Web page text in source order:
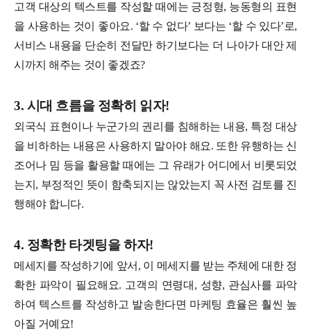
고객 대상의 텍스트를 작성할 때에는 긍정형, 능동형의 표현
을 사용하는 것이 좋아요. ‘할 수 없다’ 보다는 ‘할 수 있다’로,
서비스 내용을 단순히 전달만 하기보다는 더 나아가 대안 제
시까지 해주는 것이 좋겠죠?
3. 시대 흐름을 정확히 읽자!
외국식 표현이나 누군가의 권리를 침해하는 내용, 특정 대상
을 비하하는 내용은 사용하지 말아야 해요. 또한 유행하는 신
조어나 밈 등을 활용할 때에는 그 유래가 어디에서 비롯되었
는지, 부정적인 뜻이 함축되지는 않았는지 꼭 사전 검토를 진
행해야 합니다.
4. 정확한 타겟팅을 하자!
메세지를 작성하기에 앞서, 이 메세지를 받는 주체에 대한 정
확한 파악이 필요해요. 고객의 연령대, 성향, 관심사를 파악
하여 텍스트를 작성하고 발송한다면 마케팅 효율은 훨씬 높
아질 거예요!